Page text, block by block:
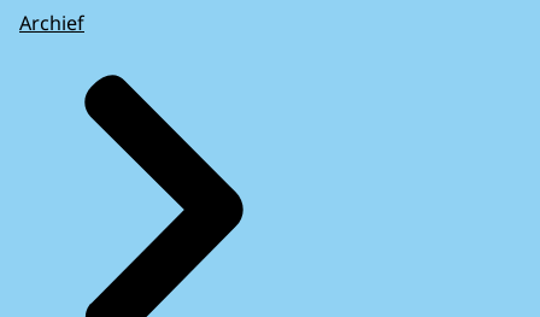
Archief